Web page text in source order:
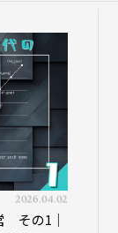
2026.04.02
の1｜